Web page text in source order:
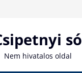
só
Nem hivatalos oldal